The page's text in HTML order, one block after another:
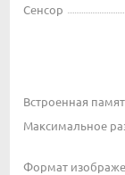
Сенсор
Встроенная
Максимальное
Формат